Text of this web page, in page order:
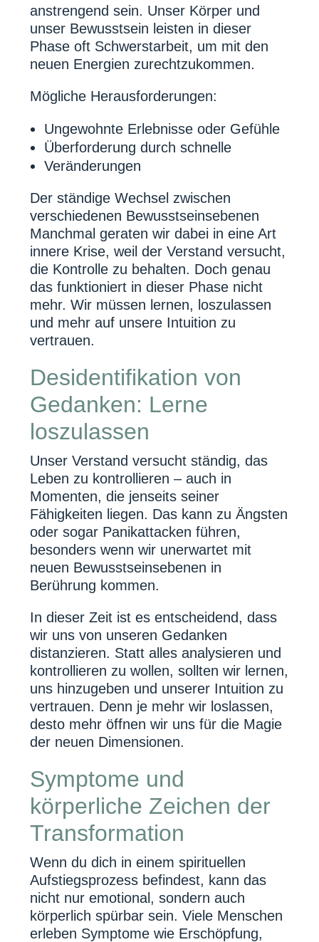
anstrengend sein. Unser Körper und
unser Bewusstsein leisten in dieser
Phase oft Schwerstarbeit, um mit den
neuen Energien zurechtzukommen.
Mögliche Herausforderungen:
Ungewohnte Erlebnisse oder Gefühle
Überforderung durch schnelle
Veränderungen
Der ständige Wechsel zwischen
verschiedenen Bewusstseinsebenen
Manchmal geraten wir dabei in eine Art
innere Krise, weil der Verstand versucht,
die Kontrolle zu behalten. Doch genau
das funktioniert in dieser Phase nicht
mehr. Wir müssen lernen, loszulassen
und mehr auf unsere Intuition zu
vertrauen.
Desidentifikation von
Gedanken: Lerne
loszulassen
Unser Verstand versucht ständig, das
Leben zu kontrollieren – auch in
Momenten, die jenseits seiner
Fähigkeiten liegen. Das kann zu Ängsten
oder sogar Panikattacken führen,
besonders wenn wir unerwartet mit
neuen Bewusstseinsebenen in
Berührung kommen.
In dieser Zeit ist es entscheidend, dass
wir uns von unseren Gedanken
distanzieren. Statt alles analysieren und
kontrollieren zu wollen, sollten wir lernen,
uns hinzugeben und unserer Intuition zu
vertrauen. Denn je mehr wir loslassen,
desto mehr öffnen wir uns für die Magie
der neuen Dimensionen.
Symptome und
körperliche Zeichen der
Transformation
Wenn du dich in einem spirituellen
Aufstiegsprozess befindest, kann das
nicht nur emotional, sondern auch
körperlich spürbar sein. Viele Menschen
erleben Symptome wie Erschöpfung,